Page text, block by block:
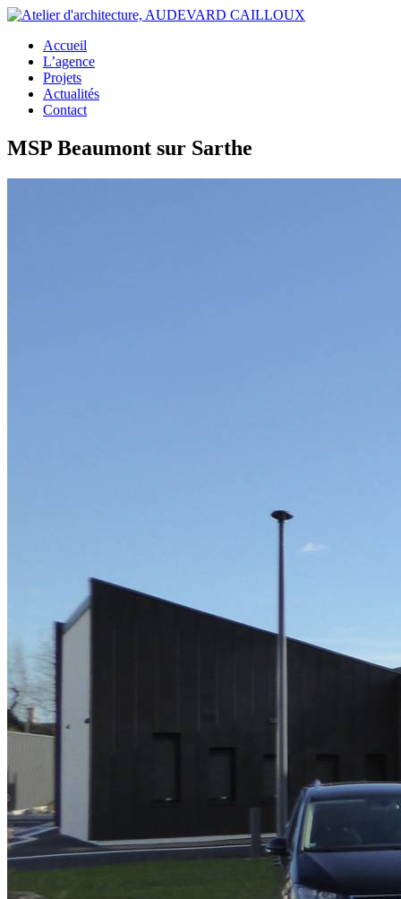
Accueil
L’agence
Projets
Actualités
Contact
MSP Beaumont sur Sarthe